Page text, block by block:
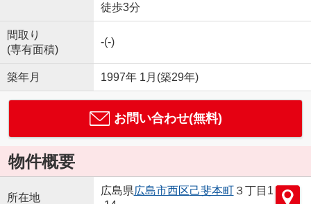
徒歩3分
間取り
(専有面積)
-(-)
築年月 1997年 1月(築29年)
お問い合わせ(無料)
物件概要
所在地
広島県広島市西区己斐本町３丁目1